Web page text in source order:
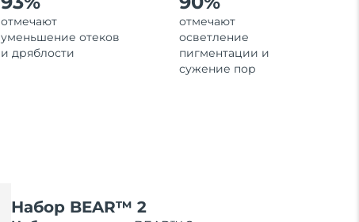
отмечают
уменьшение отеков
и дряблости
отмечают
осветление
пигментации и
сужение пор
Набор BEAR™ 2